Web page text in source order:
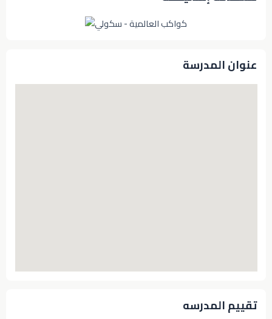
عنوان المدرسة
تقييم المدرسه